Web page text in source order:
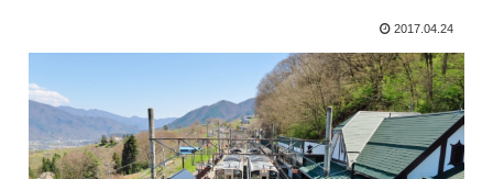
2017.04.24